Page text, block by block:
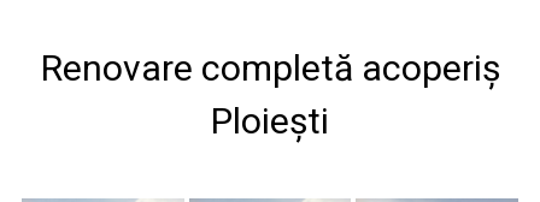
Renovare completă acoperiș
Ploiești